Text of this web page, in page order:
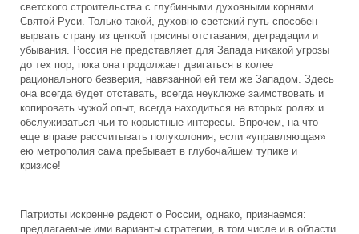
светского строительства с глубинными духовными корнями
Святой Руси. Только такой, духовно-светский путь способен
вырвать страну из цепкой трясины отставания, деградации и
убывания. Россия не представляет для Запада никакой угрозы
до тех пор, пока она продолжает двигаться в колее
рационального безверия, навязанной ей тем же Западом. Здесь
она всегда будет отставать, всегда неуклюже заимствовать и
копировать чужой опыт, всегда находиться на вторых ролях и
обслуживаться чьи-то корыстные интересы. Впрочем, на что
еще вправе рассчитывать полуколония, если «управляющая»
ею метрополия сама пребывает в глубочайшем тупике и
кризисе!
Патриоты искренне радеют о России, однако, признаемся:
предлагаемые ими варианты стратегии, в том числе и в области